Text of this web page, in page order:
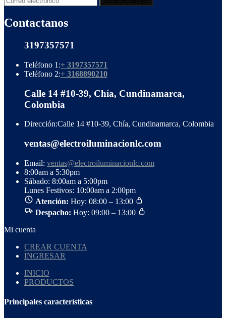
Contactanos
3197357571
Teléfono 1:+ 3197357571
Teléfono 2:+ 3168890210
Calle 14 #10-39, Chía, Cundinamarca,
Colombia
Dirección:Calle 14 #10-39, Chía, Cundinamarca, Colombia
ventas@electroiluminacionlc.com
Email: ventas@electroiluminacionlc.com
8:00am a 5:30pm
Sábado: 8:00am a 5:00pm
Lunes Festivos: 10:00am a 2:00pm
Atención: Hoy: 08:00 – 13:00
Despacho: Hoy: 09:00 – 13:00
Mi cuenta
CREAR CUENTA
INGRESAR
INICIO
PRODUCTOS
Principales características